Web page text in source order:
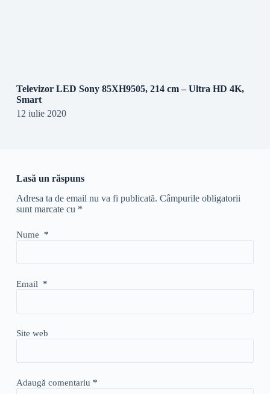
Televizor LED Sony 85XH9505, 214 cm – Ultra HD 4K,
Smart
12 iulie 2020
Lasă un răspuns
Adresa ta de email nu va fi publicată. Câmpurile obligatorii
sunt marcate cu *
Nume *
Email *
Site web
Adaugă comentariu *